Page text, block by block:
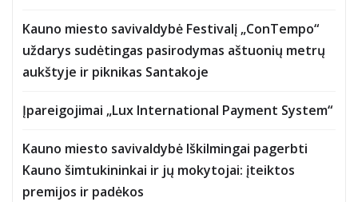
Kauno miesto savivaldybė Festivalį „ConTempo“
uždarys sudėtingas pasirodymas aštuonių metrų
aukštyje ir piknikas Santakoje
Įpareigojimai „Lux International Payment System“
Kauno miesto savivaldybė Iškilmingai pagerbti
Kauno šimtukininkai ir jų mokytojai: įteiktos
premijos ir padėkos